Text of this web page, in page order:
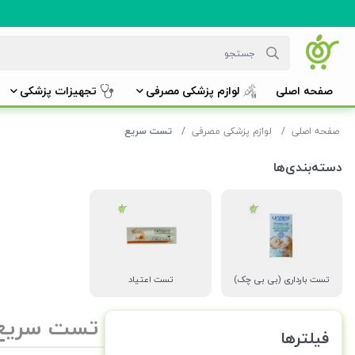
صفحه اصلی لوازم پزشکی مصرفی تجهیزات پزشکی
صفحه اصلی لوازم پزشکی مصرفی تست سریع
دسته‌بندی‌ها
تست بارداری (بی بی چک) تست اعتیاد
فیلترها تست